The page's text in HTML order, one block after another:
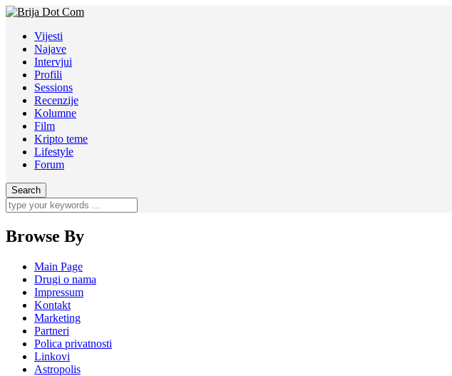
Vijesti
Najave
Intervjui
Profili
Sessions
Recenzije
Kolumne
Film
Kripto teme
Lifestyle
Forum
Browse By
Main Page
Drugi o nama
Impressum
Kontakt
Marketing
Partneri
Polica privatnosti
Linkovi
Astropolis